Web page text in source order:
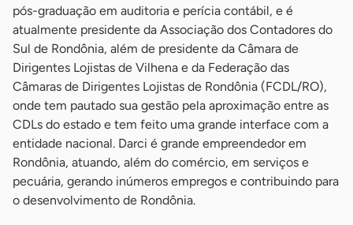
pós-graduação em auditoria e perícia contábil, e é
atualmente presidente da Associação dos Contadores do
Sul de Rondônia, além de presidente da Câmara de
Dirigentes Lojistas de Vilhena e da Federação das
Câmaras de Dirigentes Lojistas de Rondônia (FCDL/RO),
onde tem pautado sua gestão pela aproximação entre as
CDLs do estado e tem feito uma grande interface com a
entidade nacional. Darci é grande empreendedor em
Rondônia, atuando, além do comércio, em serviços e
pecuária, gerando inúmeros empregos e contribuindo para
o desenvolvimento de Rondônia.